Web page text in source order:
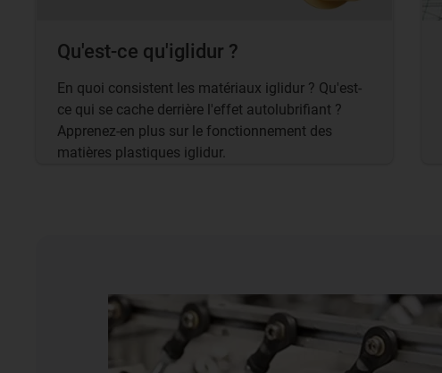
Qu'est-ce qu'iglidur ?
En quoi consistent les matériaux iglidur ? Qu'est-
ce qui se cache derrière l'effet autolubrifiant ?
Apprenez-en plus sur le fonctionnement des
matières plastiques iglidur.